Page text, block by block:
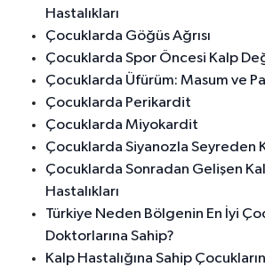
Hastalıkları
Çocuklarda Göğüs Ağrısı
Çocuklarda Spor Öncesi Kalp
Çocuklarda Üfürüm: Masum ve
Çocuklarda Perikardit
Çocuklarda Miyokardit
Çocuklarda Siyanozla Seyreden
Çocuklarda Sonradan Gelişen
Hastalıkları
Türkiye Neden Bölgenin En İyi
Doktorlarına Sahip?
Kalp Hastalığına Sahip